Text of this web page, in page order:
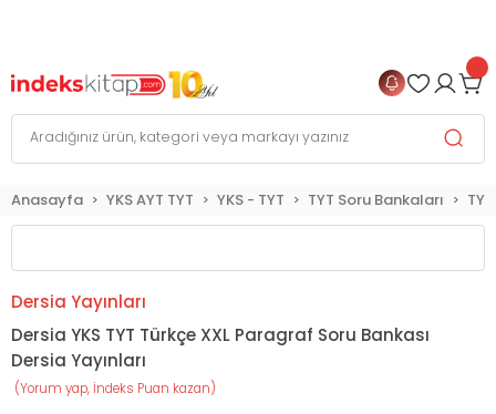
Anasayfa YKS AYT TYT YKS - TYT TYT Soru Bankaları
Dersia Yayınları
Dersia YKS TYT Türkçe XXL Paragraf Soru Bankası
Dersia Yayınları
(Yorum yap, İndeks Puan kazan)